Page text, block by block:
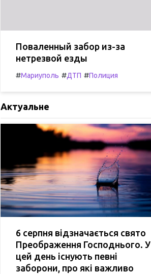
Поваленный забор из-за
нетрезвой езды
#Мариуполь #ДТП #Полиция
Актуальне
6 серпня відзначається свято
Преображення Господнього. У
цей день існують певні
заборони, про які важливо